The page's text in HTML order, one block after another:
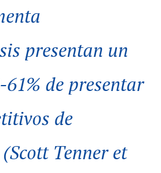
presentan un
de presentar
de
Tenner et